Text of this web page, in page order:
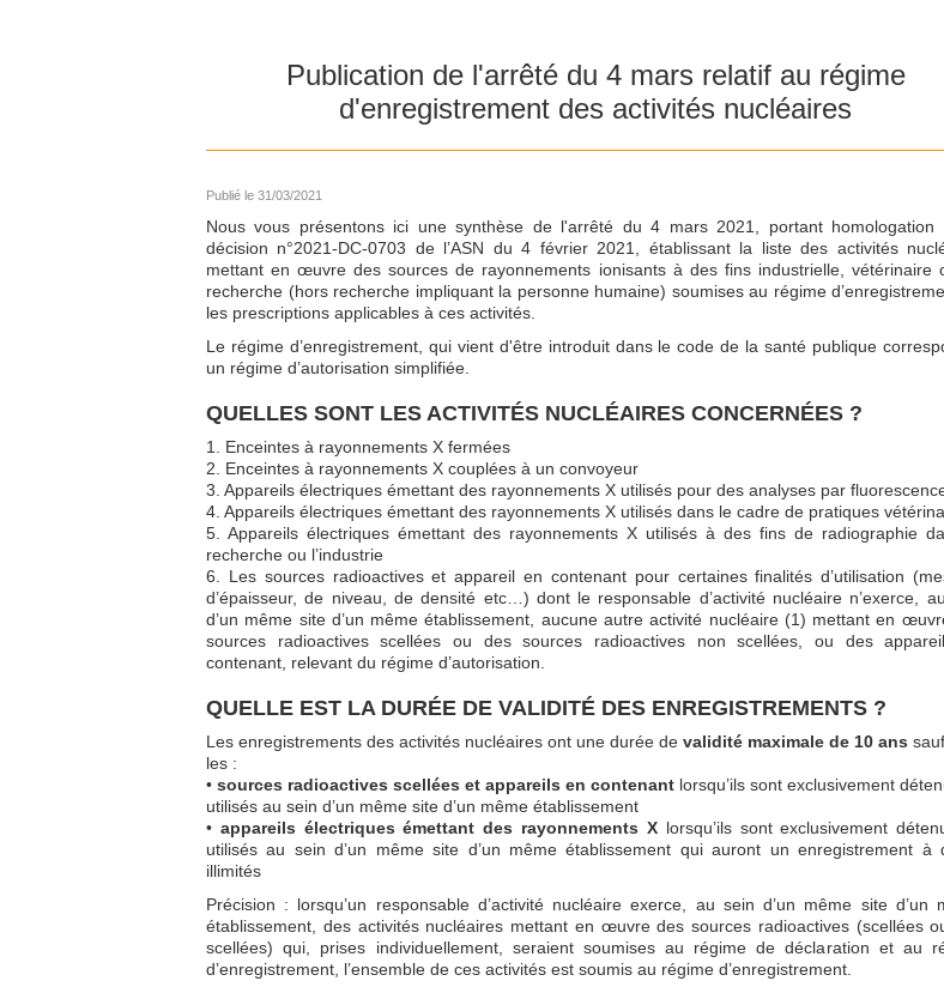
Publication de l'arrêté du 4 mars relatif au régime
d'enregistrement des activités nucléaires
Publié le 31/03/2021
Nous vous présentons ici une synthèse de l'arrêté du 4 mars 2021, portant homologation
décision n°2021-DC-0703 de l’ASN du 4 février 2021, établissant la liste des activités
mettant en œuvre des sources de rayonnements ionisants à des fins industrielle, vétérinaire
recherche (hors recherche impliquant la personne humaine) soumises au régime
les prescriptions applicables à ces activités.
Le régime d’enregistrement, qui vient d'être introduit dans le code de la santé publique
un régime d’autorisation simplifiée.
QUELLES SONT LES ACTIVITÉS NUCLÉAIRES CONCERNÉES ?
1. Enceintes à rayonnements X fermées
2. Enceintes à rayonnements X couplées à un convoyeur
3. Appareils électriques émettant des rayonnements X utilisés pour des analyses par
4. Appareils électriques émettant des rayonnements X utilisés dans le cadre de pratiques
5. Appareils électriques émettant des rayonnements X utilisés à des fins de radiographie
recherche ou l’industrie
6. Les sources radioactives et appareil en contenant pour certaines finalités d’utilisation
d’épaisseur, de niveau, de densité etc…) dont le responsable d’activité nucléaire n’exerce,
d’un même site d’un même établissement, aucune autre activité nucléaire (1) mettant en
sources radioactives scellées ou des sources radioactives non scellées, ou des
contenant, relevant du régime d’autorisation.
QUELLE EST LA DURÉE DE VALIDITÉ DES ENREGISTREMENTS ?
Les enregistrements des activités nucléaires ont une durée de validité maximale de 10 ans
les :
• sources radioactives scellées et appareils en contenant lorsqu’ils sont exclusivement
utilisés au sein d’un même site d’un même établissement
• appareils électriques émettant des rayonnements Xlorsqu’ils sont exclusivement
utilisés au sein d’un même site d’un même établissement qui auront un enregistrement à
illimités
Précision : lorsqu’un responsable d’activité nucléaire exerce, au sein d’un même site d’un
établissement, des activités nucléaires mettant en œuvre des sources radioactives (scellées
scellées) qui, prises individuellement, seraient soumises au régime de déclaration et au
d’enregistrement, l’ensemble de ces activités est soumis au régime d’enregistrement.